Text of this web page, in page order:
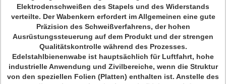
Elektrodenschweißen des Stapels und des Widerstands
verteilte. Der Wabenkern erfordert im Allgemeinen eine gute
Präzision des Schweißverfahrens, der hohen
Ausrüstungssteuerung auf dem Produkt und der strengen
Qualitätskontrolle während des Prozesses.
Edelstahlbienenwabe ist hauptsächlich für Luftfahrt, hohe
industrielle Anwendung und Zivilbereiche, wenn die Struktur
von den speziellen Folien (Platten) enthalten ist. Anstelle des